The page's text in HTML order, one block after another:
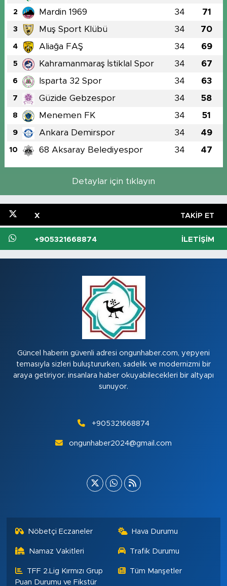
2 Mardin 1969 34 71
3 Muş Sport Klübü 34 70
4 Aliağa FAŞ 34 69
5 Kahramanmaraş İstiklal Spor 34 67
6 Isparta 32 Spor 34 63
7 Güzide Gebzespor 34 58
8 Menemen FK 34 51
9 Ankara Demirspor 34 49
10 68 Aksaray Belediyespor 34 47
Detaylar için tıklayın
X TAKIP ET
+905321668874 İLETIŞIM
Güncel haberin güvenli adresi ongunhaber.com, yepyeni
temasıyla sizleri buluştururken, sadelik ve modernizmi bir
araya getiriyor. insanlara haber okuyabilecekleri bir altyapı
sunuyor.
+905321668874
ongunhaber2024@gmail.com
Nöbetçi Eczaneler Hava Durumu
Namaz Vakitleri Trafik Durumu
TFF 2.Lig Kırmızı Grup
Puan Durumu ve Fikstür
Tüm Manşetler